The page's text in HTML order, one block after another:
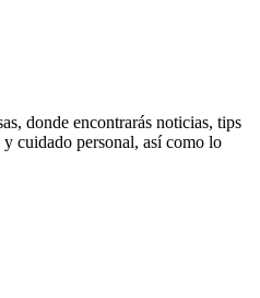
donde encontrarás noticias, tips
cuidado personal, así como lo